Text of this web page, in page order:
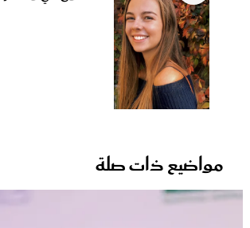
مواضيع ذات صلة